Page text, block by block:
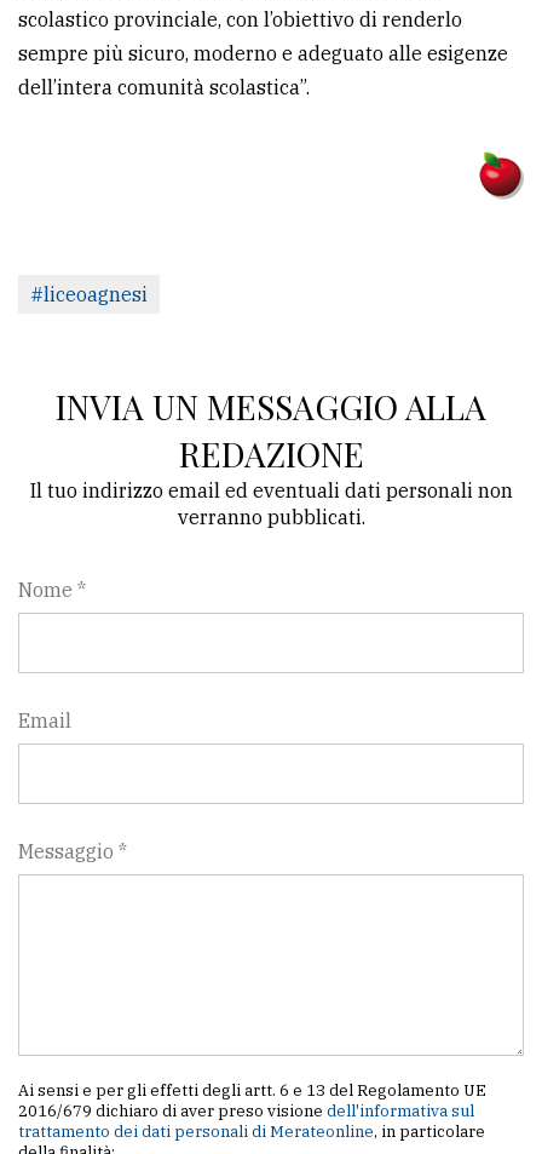
scolastico provinciale, con l’obiettivo di renderlo
sempre più sicuro, moderno e adeguato alle esigenze
dell’intera comunità scolastica”.
#liceoagnesi
INVIA UN MESSAGGIO ALLA
REDAZIONE
Il tuo indirizzo email ed eventuali dati personali non
verranno pubblicati.
Nome *
Email
Messaggio *
Ai sensi e per gli effetti degli artt. 6 e 13 del Regolamento UE
2016/679 dichiaro di aver preso visione dell'informativa sul
trattamento dei dati personali di Merateonline, in particolare